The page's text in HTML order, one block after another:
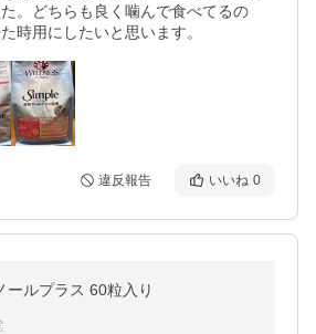
。どちらも良く噛んで食べてるの
時用にしたいと思います。
違反報告 いいね 0
ールプラス 60粒入り